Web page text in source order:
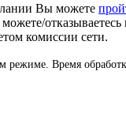
Вы можете
комиссии сети.
режиме. Время